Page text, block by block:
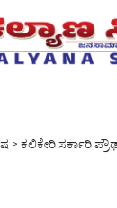
> ಕಲಿಕೇರಿ ಸರ್ಕಾರಿ